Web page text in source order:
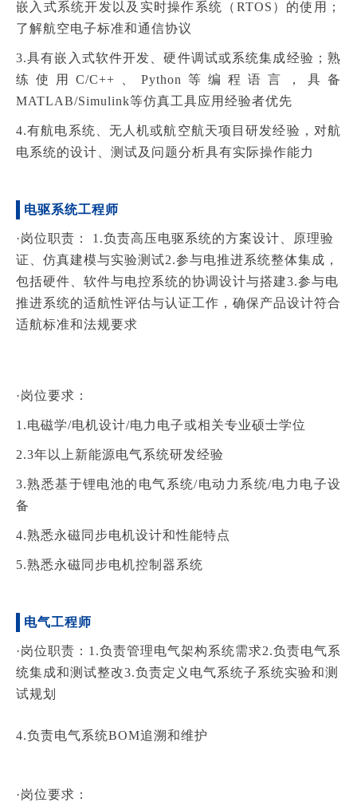
嵌入式系统开发以及实时操作系统（RTOS）的使用；
了解航空电子标准和通信协议
3.具有嵌入式软件开发、硬件调试或系统集成经验；熟
练使用C/C++、Python等编程语言，具备
MATLAB/Simulink等仿真工具应用经验者优先
4.有航电系统、无人机或航空航天项目研发经验，对航
电系统的设计、测试及问题分析具有实际操作能力
电驱系统工程师
·岗位职责： 1.负责高压电驱系统的方案设计、原理验
证、仿真建模与实验测试2.参与电推进系统整体集成，
包括硬件、软件与电控系统的协调设计与搭建3.参与电
推进系统的适航性评估与认证工作，确保产品设计符合
适航标准和法规要求
·岗位要求：
1.电磁学/电机设计/电力电子或相关专业硕士学位
2.3年以上新能源电气系统研发经验
3.熟悉基于锂电池的电气系统/电动力系统/电力电子设
备
4.熟悉永磁同步电机设计和性能特点
5.熟悉永磁同步电机控制器系统
电气工程师
·岗位职责： 1.负责管理电气架构系统需求2.负责电气系
统集成和测试整改3.负责定义电气系统子系统实验和测
试规划
4.负责电气系统BOM追溯和维护
·岗位要求：